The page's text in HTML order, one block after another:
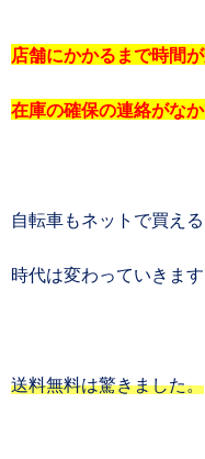
店舗にかかるまで時間
在庫の確保の連絡がな
自転車もネットで買え
時代は変わっていきます
送料無料は驚きました。